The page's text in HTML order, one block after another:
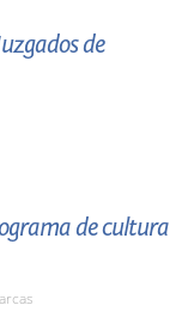
de
de cultura